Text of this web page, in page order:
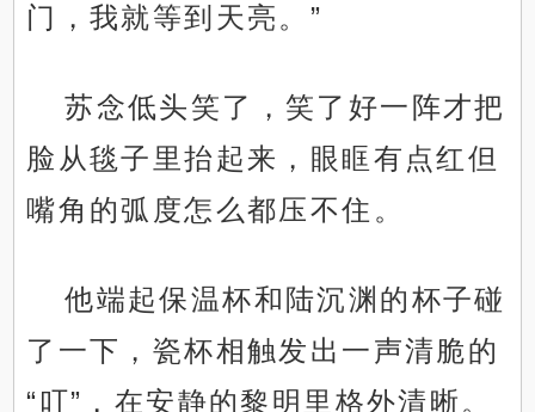
门，我就等到天亮。”
苏念低头笑了，笑了好一阵才把
脸从毯子里抬起来，眼眶有点红但
嘴角的弧度怎么都压不住。
他端起保温杯和陆沉渊的杯子碰
了一下，瓷杯相触发出一声清脆的
“叮”，在安静的黎明里格外清晰。